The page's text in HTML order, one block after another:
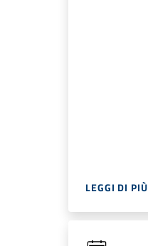
LEGGI DI PIÙ